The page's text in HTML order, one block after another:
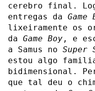
cerebro final.
entregas da Game
lixeiramente os
da Game Boy , e
a Samus no Super
estou algo
bidimensional.
que tal deu o